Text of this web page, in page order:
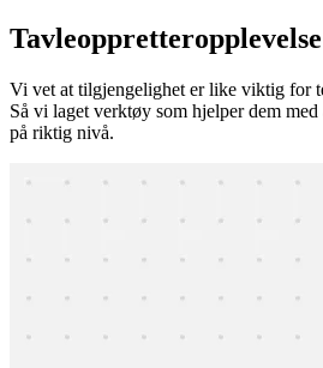
Tavleoppretteropplevelse
Vi vet at tilgjengelighet er like viktig for
Så vi laget verktøy som hjelper dem
på riktig nivå.